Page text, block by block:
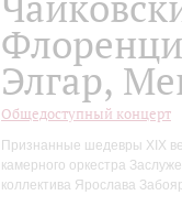
Элгар,
Общедоступный концерт
Признанные шедевры XIX
камерного оркестра
коллектива Ярослава